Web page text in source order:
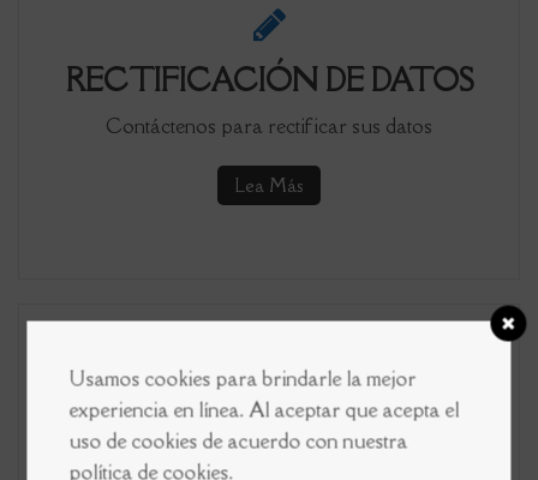
RECTIFICACIÓN DE DATOS
Contáctenos para rectificar sus datos
Lea Más
OLVIDAME
Presente una solicitud para borrar sus datos
Usamos cookies para brindarle la mejor
experiencia en línea. Al aceptar que acepta el
uso de cookies de acuerdo con nuestra
política de cookies.